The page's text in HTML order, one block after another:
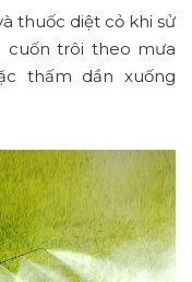
thuốc diệt cỏ khi sử
cuốn trôi theo mưa
thấm dần xuống